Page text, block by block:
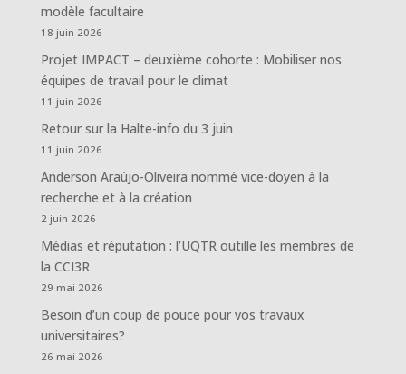
modèle facultaire
18 juin 2026
Projet IMPACT – deuxième cohorte : Mobiliser nos
équipes de travail pour le climat
11 juin 2026
Retour sur la Halte-info du 3 juin
11 juin 2026
Anderson Araújo-Oliveira nommé vice-doyen à la
recherche et à la création
2 juin 2026
Médias et réputation : l’UQTR outille les membres de
la CCI3R
29 mai 2026
Besoin d’un coup de pouce pour vos travaux
universitaires?
26 mai 2026